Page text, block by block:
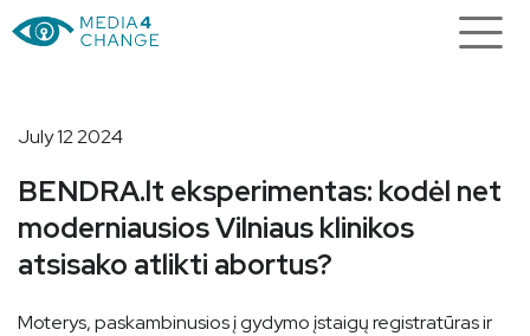
July 12 2024
BENDRA.lt eksperimentas: kodėl net
moderniausios Vilniaus klinikos
atsisako atlikti abortus?
Moterys, paskambinusios į gydymo įstaigų registratūras ir